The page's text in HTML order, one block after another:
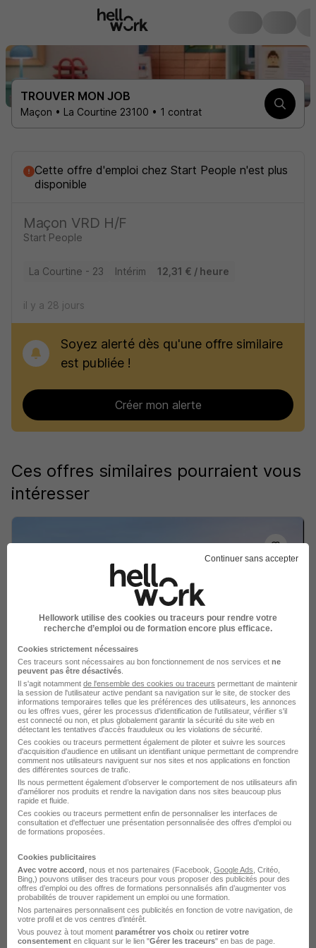
TROUVER MON JOB
Maçon • La Courtine 23100 • 1 contrat
Cette offre d'emploi chez Start People n'est plus
disponible
Maçon VRD H/F
Start People
La Courtine - 23 Intérim 12,31 € / heure
il y a 28 jours
Soyez alerté dès qu'une offre similaire
est publiée !
Créer mon alerte
Ces offres similaires pourraient vous
intéresser
Maçon VRD H/F
Voir l’offre
il y a 1 jour
Recherches similaires
Emploi Maçon VRD
Emploi BTP
Emploi Guéret
Emploi La Souterraine
Emploi Aubusson
Emploi Bourganeuf
Emploi Évaux-les-Bains
Continuer sans accepter
Hellowork utilise des cookies ou traceurs pour rendre votre
recherche d’emploi ou de formation encore plus efficace.
Cookies strictement nécessaires
Ces traceurs sont nécessaires au bon fonctionnement de nos services et ne
peuvent pas être désactivés
Il s'agit notamment de l'ensemble des cookies ou traceurs permettant de maintenir
la session de l'utilisateur active pendant sa navigation sur le site, de stocker des
informations temporaires telles que les préférences des utilisateurs, les annonces
ou les offres vues, gérer les processus d'identification de l'utilisateur, vérifier s'il
est connecté ou non, et plus globalement garantir la sécurité du site web en
détectant les tentatives d'accès frauduleux ou les violations de sécurité.
Ces cookies ou traceurs permettent également de piloter et suivre les sources
d'acquisition d'audience en utilisant un identifiant unique permettant de comprendre
comment nos utilisateurs naviguent sur nos sites et nos applications en fonction
des différentes sources de trafic.
Ils nous permettent également d’observer le comportement de nos utilisateurs afin
d'améliorer nos produits et rendre la navigation dans nos sites beaucoup plus
rapide et fluide.
Ces cookies ou traceurs permettent enfin de personnaliser les interfaces de
consultation et d'effectuer une présentation personnalisée des offres d'emploi ou
de formations proposées.
Cookies publicitaires
Avec votre accord , nous et nos partenaires (Facebook, Google Ads , Critéo,
Bing,) pouvons utiliser des traceurs pour vous proposer des publicités pour des
offres d’emploi ou des offres de formations personnalisés afin d’augmenter vos
probabilités de trouver rapidement un emploi ou une formation.
Nos partenaires personnalisent ces publicités en fonction de votre navigation, de
votre profil et de vos centres d’intérêt.
Vous pouvez à tout moment paramétrer vos choix ou retirer votre
consentement en cliquant sur le lien "Gérer les traceurs" en bas de page.